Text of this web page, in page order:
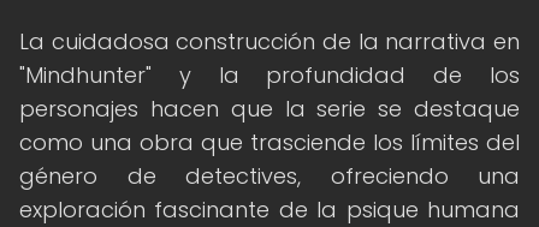
La cuidadosa construcción de la narrativa en
"Mindhunter" y la profundidad de los
personajes hacen que la serie se destaque
como una obra que trasciende los límites del
género de detectives, ofreciendo una
exploración fascinante de la psique humana